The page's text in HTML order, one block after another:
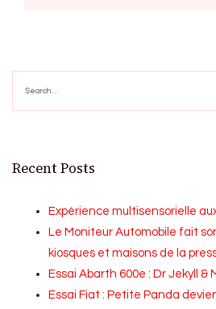
for:
Recent Posts
Expérience multisensorielle
Le Moniteur Automobile fait
kiosques et maisons de la
Essai Abarth 600e : Dr Jekyll &
Essai Fiat : Petite Panda